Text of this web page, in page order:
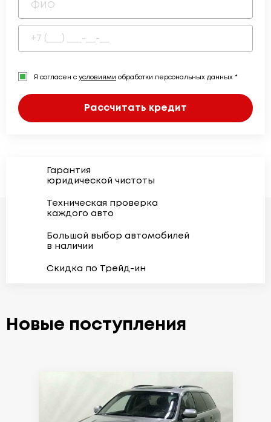
Я согласен с условиями обработки персональных данных *
Рассчитать кредит
Гарантия
юридической чистоты
Техническая проверка
каждого авто
Большой выбор автомобилей
в наличии
Скидка по Трейд-ин
Новые поступления